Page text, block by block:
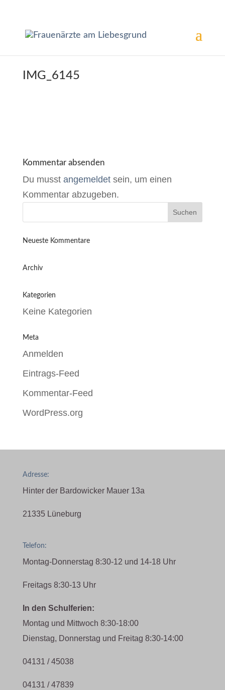
IMG_6145
Kommentar absenden
Du musst angemeldetsein, um einen
Kommentar abzugeben.
Neueste Kommentare
Archiv
Kategorien
Keine Kategorien
Meta
Anmelden
Eintrags-Feed
Kommentar-Feed
WordPress.org
Adresse:
Hinter der Bardowicker Mauer 13a
21335 Lüneburg
Telefon:
Montag-Donnerstag 8:30-12 und 14-18 Uhr
Freitags 8:30-13 Uhr
In den Schulferien:
Montag und Mittwoch 8:30-18:00
Dienstag, Donnerstag und Freitag 8:30-14:00
04131 / 45038
04131 / 47839